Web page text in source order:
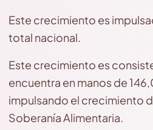
Este crecimiento es
total nacional.
Este crecimiento es
encuentra en manos de
impulsando el crecimiento
Soberanía Alimentaria.